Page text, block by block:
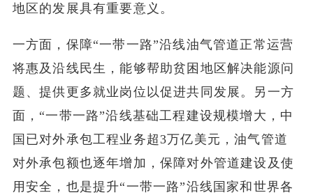
地区的发展具有重要意义。
一方面，保障“一带一路”沿线油气管道正常运营
将惠及沿线民生，能够帮助贫困地区解决能源问
题、提供更多就业岗位以促进共同发展。另一方
面，“一带一路”沿线基础工程建设规模增大，中
国已对外承包工程业务超3万亿美元，油气管道
对外承包额也逐年增加，保障对外管道建设及使
用安全，也是提升“一带一路”沿线国家和世界各